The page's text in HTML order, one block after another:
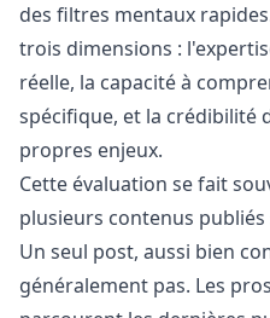
des filtres mentaux
trois dimensions :
réelle, la capacité à
spécifique, et la crédibilité
propres enjeux.
Cette évaluation se fait
plusieurs contenus
Un seul post, aussi bien
généralement pas. Les